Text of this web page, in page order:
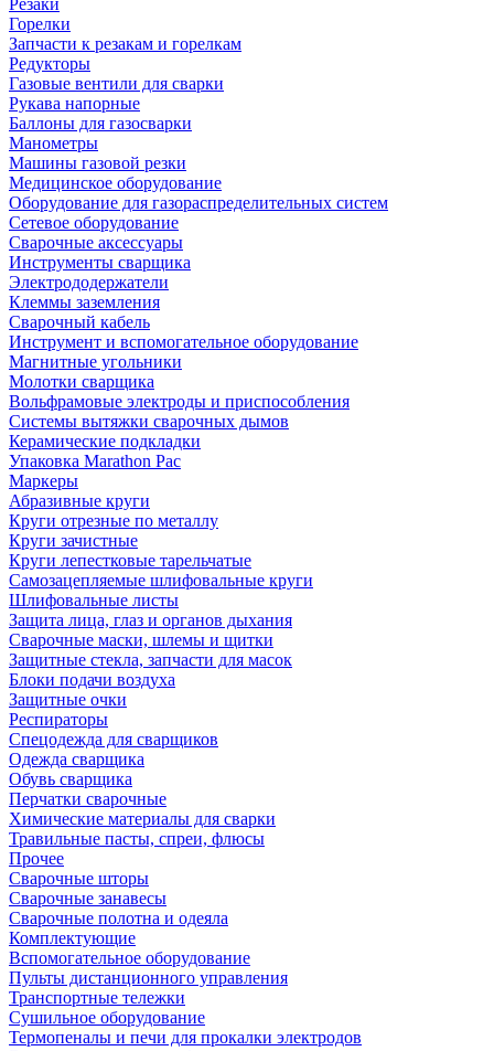
Резаки
Горелки
Запчасти к резакам и горелкам
Редукторы
Газовые вентили для сварки
Рукава напорные
Баллоны для газосварки
Манометры
Машины газовой резки
Медицинское оборудование
Оборудование для газораспределительных систем
Сетевое оборудование
Сварочные аксессуары
Инструменты сварщика
Электрододержатели
Клеммы заземления
Сварочный кабель
Инструмент и вспомогательное оборудование
Магнитные угольники
Молотки сварщика
Вольфрамовые электроды и приспособления
Системы вытяжки сварочных дымов
Керамические подкладки
Упаковка Marathon Pac
Маркеры
Абразивные круги
Круги отрезные по металлу
Круги зачистные
Круги лепестковые тарельчатые
Самозацепляемые шлифовальные круги
Шлифовальные листы
Защита лица, глаз и органов дыхания
Сварочные маски, шлемы и щитки
Защитные стекла, запчасти для масок
Блоки подачи воздуха
Защитные очки
Респираторы
Спецодежда для сварщиков
Одежда сварщика
Обувь сварщика
Перчатки сварочные
Химические материалы для сварки
Травильные пасты, спреи, флюсы
Прочее
Сварочные шторы
Сварочные занавесы
Сварочные полотна и одеяла
Комплектующие
Вспомогательное оборудование
Пульты дистанционного управления
Транспортные тележки
Сушильное оборудование
Термопеналы и печи для прокалки электродов